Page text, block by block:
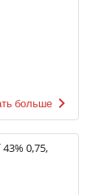
больше
0,75,